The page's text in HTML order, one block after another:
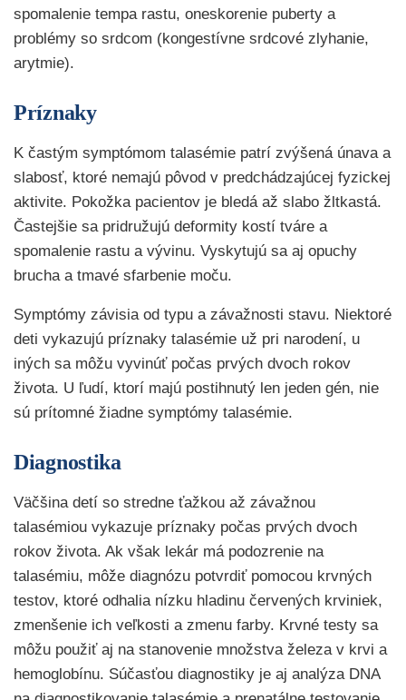
spomalenie tempa rastu, oneskorenie puberty a
problémy so srdcom (kongestívne srdcové zlyhanie,
arytmie).
Príznaky
K častým symptómom talasémie patrí zvýšená únava a
slabosť, ktoré nemajú pôvod v predchádzajúcej fyzickej
aktivite. Pokožka pacientov je bledá až slabo žltkastá.
Častejšie sa pridružujú deformity kostí tváre a
spomalenie rastu a vývinu. Vyskytujú sa aj opuchy
brucha a tmavé sfarbenie moču.
Symptómy závisia od typu a závažnosti stavu. Niektoré
deti vykazujú príznaky talasémie už pri narodení, u
iných sa môžu vyvinúť počas prvých dvoch rokov
života. U ľudí, ktorí majú postihnutý len jeden gén, nie
sú prítomné žiadne symptómy talasémie.
Diagnostika
Väčšina detí so stredne ťažkou až závažnou
talasémiou vykazuje príznaky počas prvých dvoch
rokov života. Ak však lekár má podozrenie na
talasémiu, môže diagnózu potvrdiť pomocou krvných
testov, ktoré odhalia nízku hladinu červených krviniek,
zmenšenie ich veľkosti a zmenu farby. Krvné testy sa
môžu použiť aj na stanovenie množstva železa v krvi a
hemoglobínu. Súčasťou diagnostiky je aj analýza DNA